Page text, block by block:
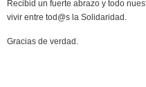
Recibid un fuerte abrazo y todo
vivir entre tod@s la Solidaridad.
Gracias de verdad.